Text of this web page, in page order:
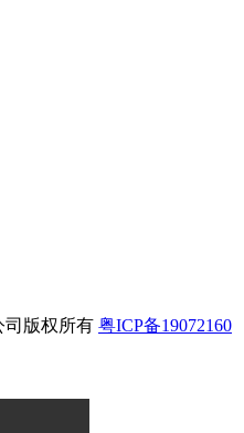
司版权所有 粤ICP备19072160